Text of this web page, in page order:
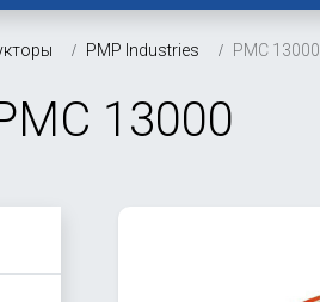
PMP Industries PMC 13000
13000